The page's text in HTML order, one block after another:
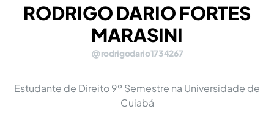
RODRIGO DARIO FORTES
MARASINI
rodrigodario1734267
Estudante de Direito 9º Semestre na Universidade de
Cuiabá